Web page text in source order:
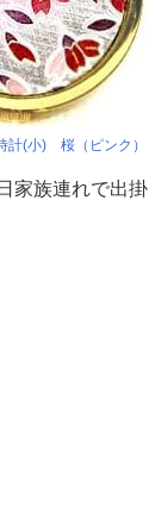
計(小) 桜（ピンク）
家族連れで出掛